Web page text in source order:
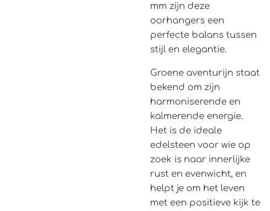
mm zijn deze
oorhangers een
perfecte balans tussen
stijl en elegantie.
Groene aventurijn staat
bekend om zijn
harmoniserende en
kalmerende energie.
Het is de ideale
edelsteen voor wie op
zoek is naar innerlijke
rust en evenwicht, en
helpt je om het leven
met een positieve kijk te